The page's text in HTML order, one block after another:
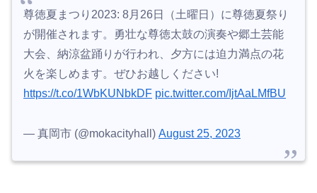
尊徳夏まつり2023: 8月26日（土曜日）に尊徳夏祭り
が開催されます。勇壮な尊徳太鼓の演奏や郷土芸能
大会、納涼盆踊りが行われ、夕方には迫力満点の花
火を楽しめます。ぜひお越しください!
https://t.co/1WbKUNbkDF pic.twitter.com/IjtAaLMfBU
— 真岡市 (@mokacityhall) August 25, 2023